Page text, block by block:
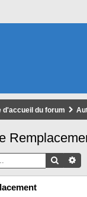
d'accueil du forum